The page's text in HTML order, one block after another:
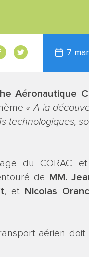
7
Aéronautique
« A la
technologiques,
du CORAC et
de
MM.
, et Nicolas
aérien doit